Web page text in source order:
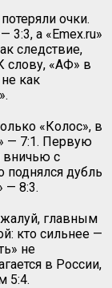
очки.
3:3, а «Emex.ru»
следствие,
слову, «АФ» в
как
«Колос», в
— 7:1. Первую
вничью с
поднялся дубль
— 8:3.
главным
кто сильнее —
не
в России,
5:4.